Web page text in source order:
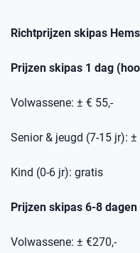
Richtprijzen skipas
Prijzen skipas 1 dag
Volwassene: ± € 55,-
Senior & jeugd (7-15 jr): ±
Kind (0-6 jr): gratis
Prijzen skipas 6-8
Volwassene: ± €270,-